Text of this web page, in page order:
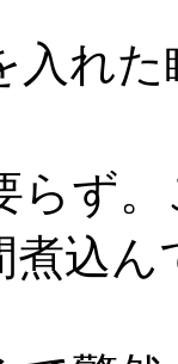
入れ
らず
煮込ん